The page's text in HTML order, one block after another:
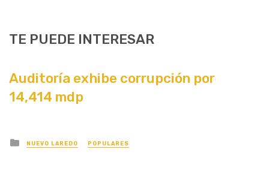
TE PUEDE INTERESAR
Auditoría exhibe corrupción por
14,414 mdp
Posted
in
NUEVO LAREDO POPULARES